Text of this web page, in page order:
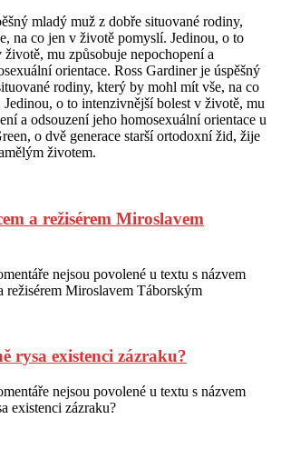
mladý muž z dobře situované rodiny,
na co jen v životě pomyslí. Jedinou, o to
mu způsobuje nepochopení a
orientace. Ross Gardiner je úspěšný
rodiny, který by mohl mít vše, na co
o to intenzivnější bolest v životě, mu
a odsouzení jeho homosexuální orientace u
o dvě generace starší ortodoxní žid, žije
životem.
a režisérem Miroslavem
nejsou povolené u textu s názvem
režisérem Miroslavem Táborským
rysa existenci zázraku?
nejsou povolené u textu s názvem
existenci zázraku?